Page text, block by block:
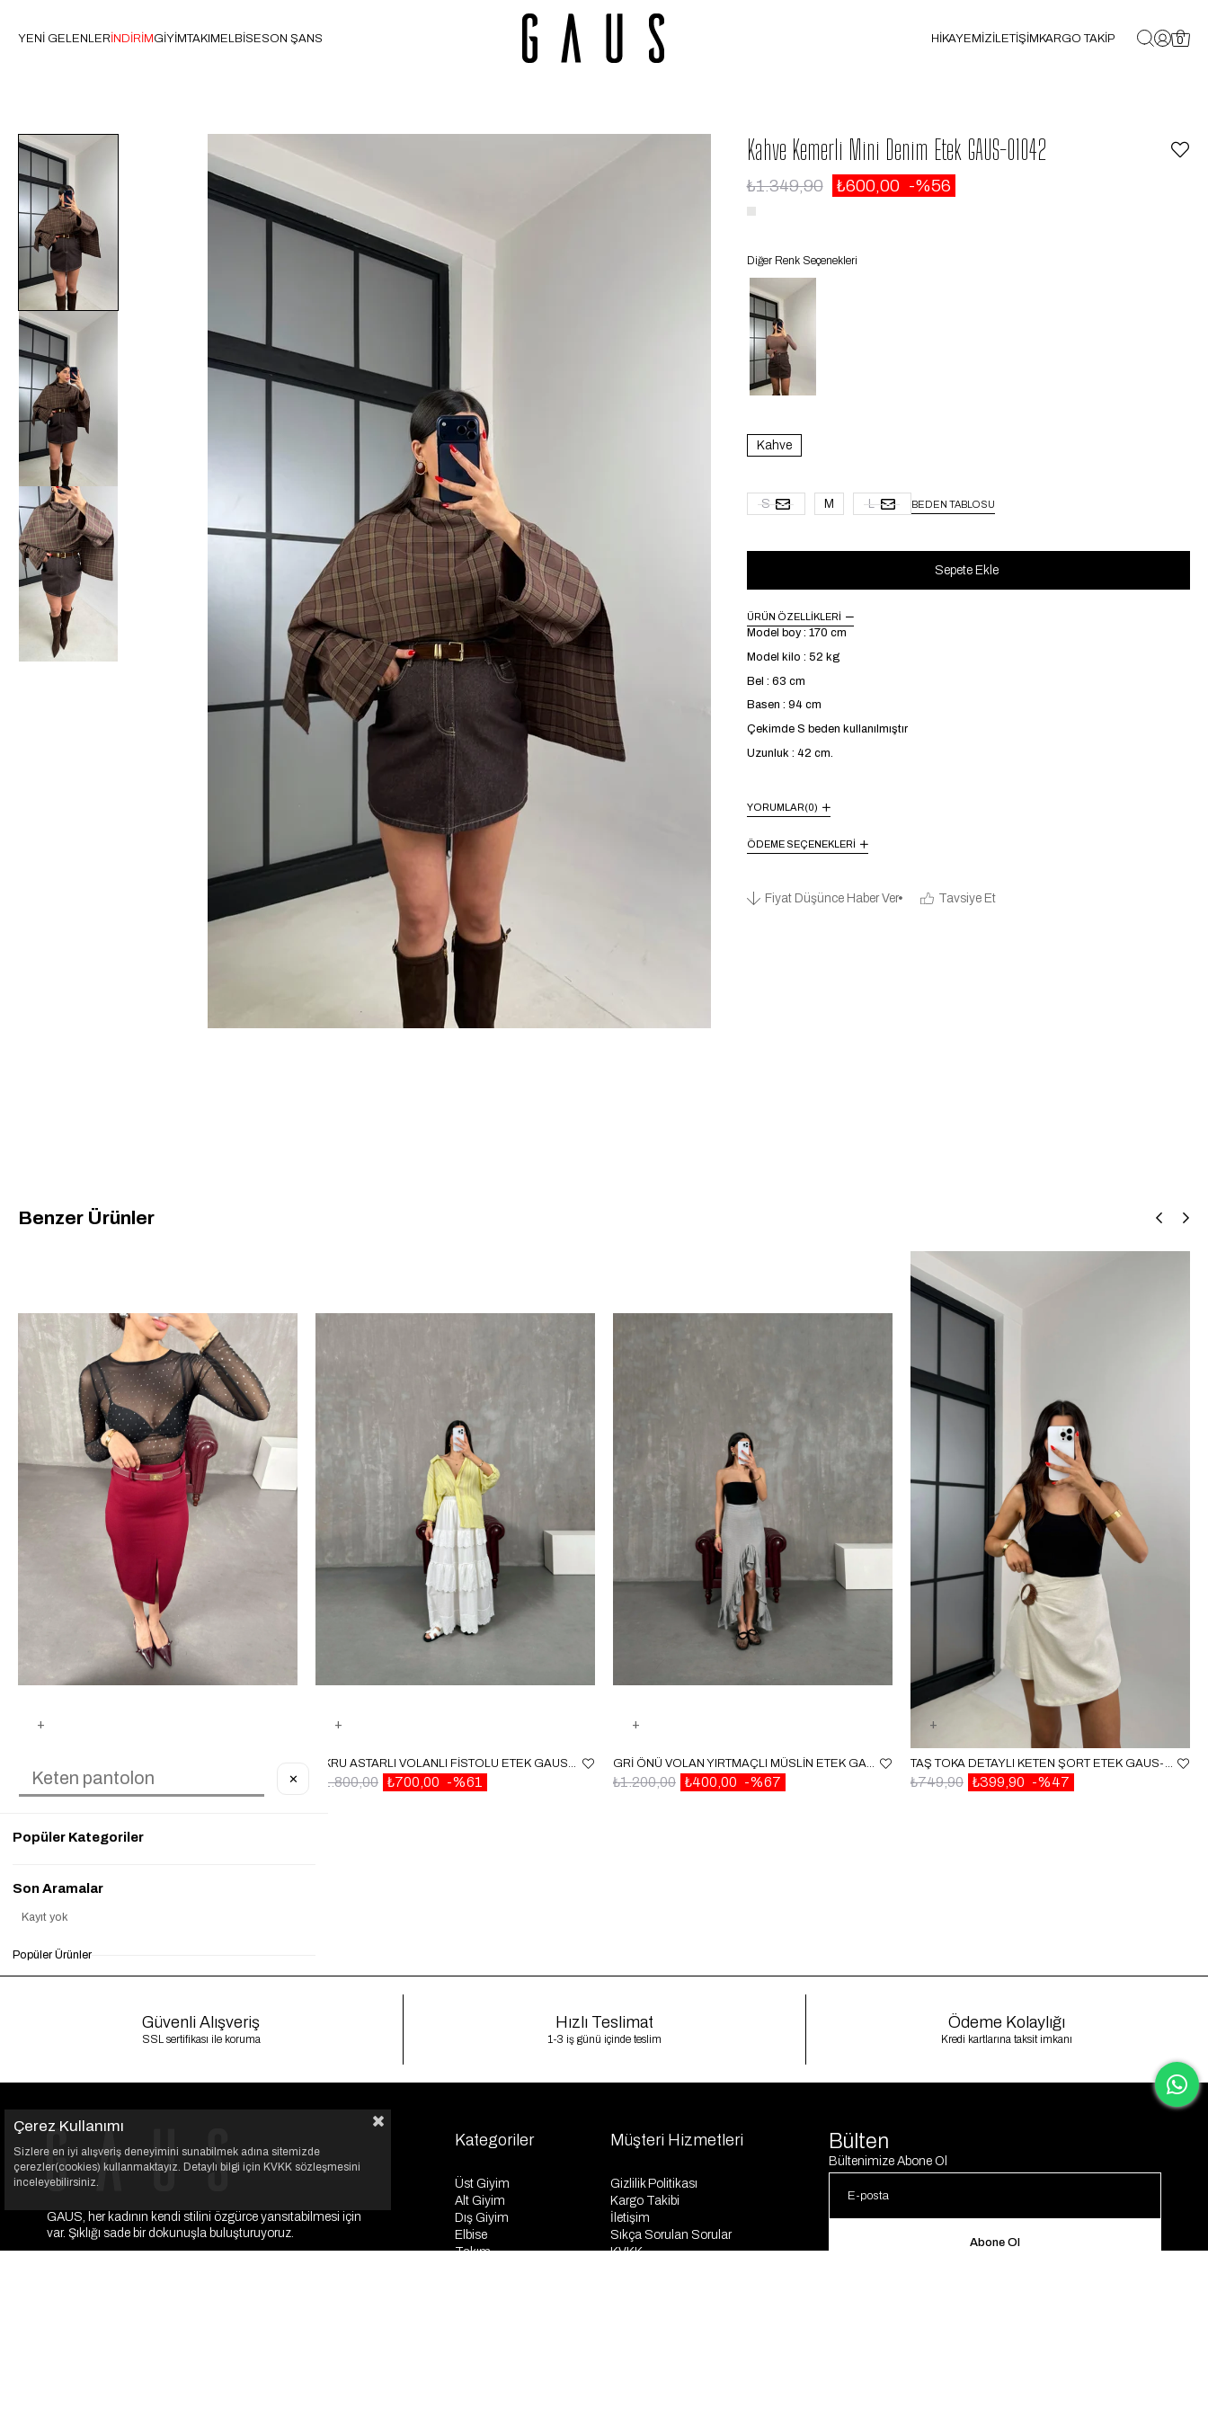
YENİ GELENLERİNDİRİMGİYİMTAKIMELBİSESON ŞANS HİKAYEMİZİLETİŞİMKARGO TAKİP 0
Kahve Kemerli Mini Denim Etek GAUS-01042
₺1.349,90 ₺600,00 56
Diğer Renk Seçenekleri
Kahve
S M L BEDEN TABLOSU
ÜRÜN ÖZELLIKLERI
Model boy : 170 cm
Model kilo : 52 kg
Bel : 63 cm
Basen : 94 cm
Çekimde S beden kullanılmıştır
Uzunluk : 42 cm.
YORUMLAR(0)
ÖDEME SEÇENEKLERI
Fiyat Düşünce Haber Ver Tavsiye Et
Benzer Ürünler
%56
₺399,90
₺899,90
EKRU ASTARLI VOLANLI FISTOLU ETEK GAUS00077
%61
₺700,00
₺1.800,00
GRI ÖNÜ VOLAN YIRTMAÇLI MÜSLIN ETEK GAUS00186
%67
₺400,00
₺1.200,00
TAŞ TOKA DETAYLI KETEN ŞORT ETEK GAUS-0010
%47
₺399,90
₺749,90
Güvenli Alışveriş
SSL sertifikası ile koruma
Hızlı Teslimat
1-3 iş günü içinde teslim
Ödeme Kolaylığı
Kredi kartlarına taksit imkanı
GAUS, her kadının kendi stilini özgürce yansıtabilmesi için
var. Şıklığı sade bir dokunuşla buluşturuyoruz.
Kategoriler
Üst Giyim
Alt Giyim
Dış Giyim
Elbise
Takım
Müşteri Hizmetleri
Gizlilik Politikası
Kargo Takibi
İletişim
Sıkça Sorulan Sorular
KVKK
Bülten
Bültenimize Abone Ol
Abone Ol
Çerez Kullanımı
Sizlere en iyi alışveriş deneyimini sunabilmek adına sitemizde
çerezler(cookies) kullanmaktayız. Detaylı bilgi için KVKK sözleşmesini
inceleyebilirsiniz.
✕
Popüler Kategoriler
Son Aramalar
Kayıt yok
Popüler Ürünler